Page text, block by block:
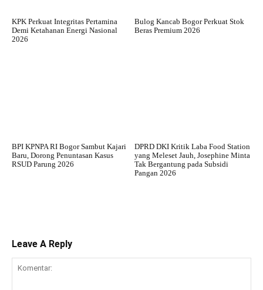
KPK Perkuat Integritas Pertamina
Demi Ketahanan Energi Nasional
2026
Bulog Kancab Bogor Perkuat Stok
Beras Premium 2026
BPI KPNPA RI Bogor Sambut Kajari
Baru, Dorong Penuntasan Kasus
RSUD Parung 2026
DPRD DKI Kritik Laba Food Station
yang Meleset Jauh, Josephine Minta
Tak Bergantung pada Subsidi
Pangan 2026
Leave A Reply